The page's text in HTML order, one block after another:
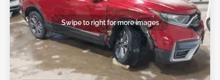
Swipe to right for more images